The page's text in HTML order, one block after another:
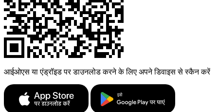
आईओएस या एंड्रॉइड पर डाउनलोड करने के लिए अपने डिवाइस से स्कैन करें